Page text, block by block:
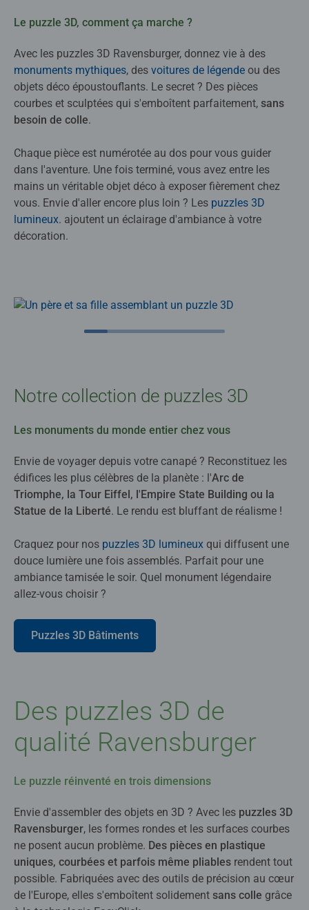
Le puzzle 3D, comment ça marche ?
Avec les puzzles 3D Ravensburger, donnez vie à des
monuments mythiques, des voitures de légende ou des
objets déco époustouflants. Le secret ? Des pièces
courbes et sculptées qui s'emboîtent parfaitement, sans
besoin de colle.
Chaque pièce est numérotée au dos pour vous guider
dans l'aventure. Une fois terminé, vous avez entre les
mains un véritable objet déco à exposer fièrement chez
vous. Envie d'aller encore plus loin ? Les puzzles 3D
lumineux. ajoutent un éclairage d'ambiance à votre
décoration.
Notre collection de puzzles 3D
Les monuments du monde entier chez vous
Envie de voyager depuis votre canapé ? Reconstituez les
édifices les plus célèbres de la planète : l'Arc de
Triomphe, la Tour Eiffel, l'Empire State Building ou la
Statue de la Liberté. Le rendu est bluffant de réalisme !
Craquez pour nos puzzles 3D lumineux qui diffusent une
douce lumière une fois assemblés. Parfait pour une
ambiance tamisée le soir. Quel monument légendaire
allez-vous choisir ?
Puzzles 3D Bâtiments
Des puzzles 3D de
qualité Ravensburger
Le puzzle réinventé en trois dimensions
Envie d'assembler des objets en 3D ? Avec les puzzles 3D
Ravensburger, les formes rondes et les surfaces courbes
ne posent aucun problème. Des pièces en plastique
uniques, courbées et parfois même pliables rendent tout
possible. Fabriquées avec des outils de précision au cœur
de l'Europe, elles s'emboîtent solidement sans colle grâce